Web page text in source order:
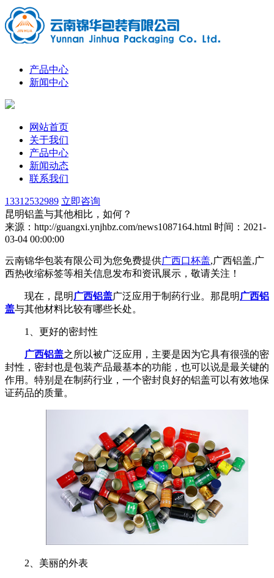
产品中心
新闻中心
网站首页
关于我们
产品中心
新闻动态
联系我们
13312532989 立即咨询
昆明铝盖与其他相比，如何？
来源：http://guangxi.ynjhbz.com/news1087164.html 时间：2021-
03-04 00:00:00
云南锦华包装有限公司为您免费提供广西口杯盖,广西铝盖,广
西热收缩标签等相关信息发布和资讯展示，敬请关注！
现在，昆明 广西铝盖广泛应用于制药行业。那昆明 广西铝
盖与其他材料比较有哪些长处。
1、更好的密封性
广西铝盖之所以被广泛应用，主要是因为它具有很强的密
封性，密封也是包装产品最基本的功能，也可以说是最关键的
作用。特别是在制药行业，一个密封良好的铝盖可以有效地保
证药品的质量。
2、美丽的外表